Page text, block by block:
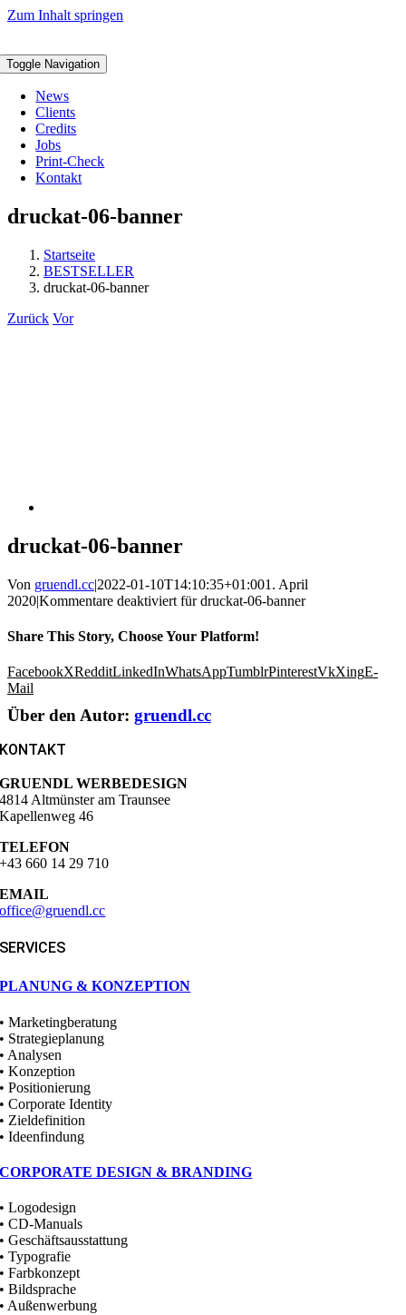
Zum Inhalt springen
Toggle Navigation
News
Clients
Credits
Jobs
Print-Check
Kontakt
druckat-06-banner
Startseite
BESTSELLER
druckat-06-banner
Zurück Vor
druckat-06-banner
Von gruendl.cc|2022-01-10T14:10:35+01:001. April
2020|Kommentare deaktiviert für druckat-06-banner
Share This Story, Choose Your Platform!
FacebookXRedditLinkedInWhatsAppTumblrPinterestVkXingE-
Mail
Über den Autor: gruendl.cc
KONTAKT
GRUENDL WERBEDESIGN
4814 Altmünster am Traunsee
Kapellenweg 46
TELEFON
+43 660 14 29 710
EMAIL
office@gruendl.cc
SERVICES
PLANUNG & KONZEPTION
• Marketingberatung
• Strategieplanung
• Analysen
• Konzeption
• Positionierung
• Corporate Identity
• Zieldefinition
• Ideenfindung
CORPORATE DESIGN & BRANDING
• Logodesign
• CD-Manuals
• Geschäftsausstattung
• Typografie
• Farbkonzept
• Bildsprache
• Außenwerbung